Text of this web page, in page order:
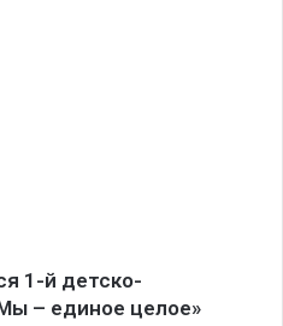
1-й детско-
– единое целое»